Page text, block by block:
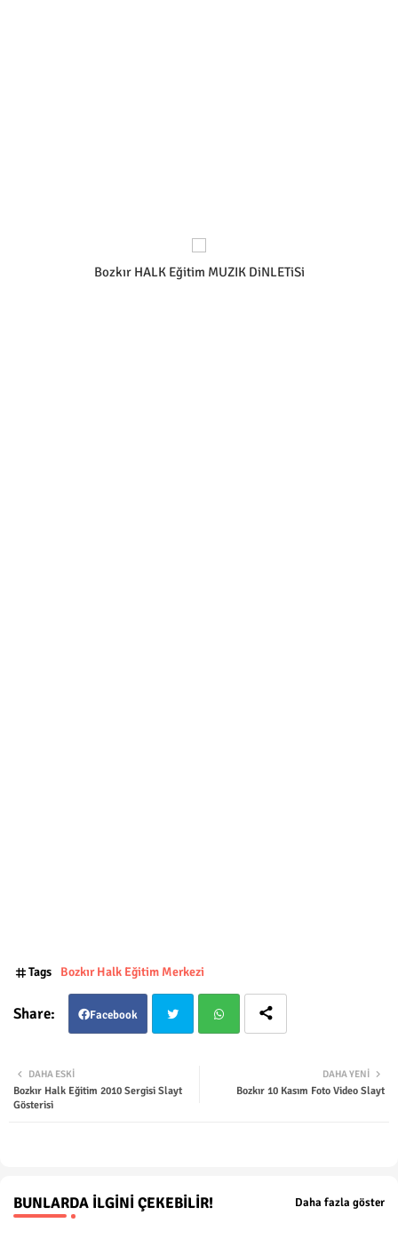
Bozkır HALK Eğitim MUZIK DiNLETiSi
Tags Bozkır Halk Eğitim Merkezi
Facebook
ter
DAHA YENI
Bozkır 10 Kasım Foto Video Slayt
DAHA ESKI
Bozkır Halk Eğitim 2010 Sergisi Slayt
Gösterisi
BUNLARDA İLGINI ÇEKEBILIR! Daha fazla göster